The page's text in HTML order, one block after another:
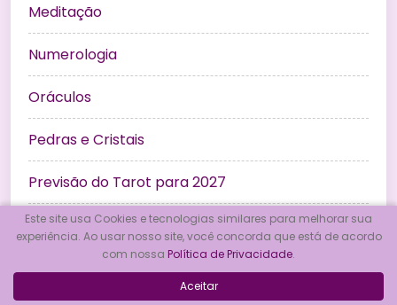
Meditação
Numerologia
Oráculos
Pedras e Cristais
Previsão do Tarot para 2027
Previsões
Previsões no Amor
Este site usa Cookies e tecnologias similares para melhorar sua
experiência. Ao usar nosso site, você concorda que está de acordo
com nossa Política de Privacidade.
Aceitar